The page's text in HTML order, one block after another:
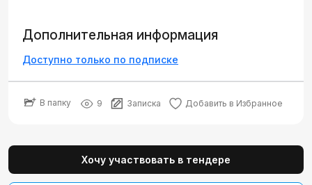
Дополнительная информация
Доступно только по подписке
В папку 9 Записка Добавить в Избранное
Хочу участвовать в тендере